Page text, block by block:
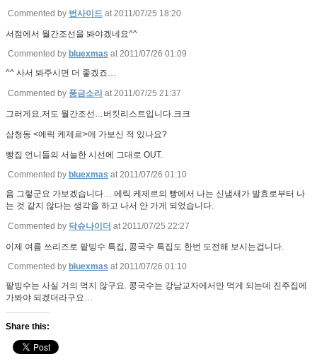
Commented by 번사이드 at 2011/07/25 18:20
서점에서 월간조선을 봐야겠네요^^
Commented by bluexmas at 2011/07/26 01:09
^^ 사서 봐주시면 더 좋겠죠…
Commented by 풍금소리 at 2011/07/25 21:37
그러게요.저도 월간조선…버킷리스트입니다.크크
삼청동 <에릭 케제르>에 가보신 적 있나요?
빵집 언니들의 서늘한 시선에 그대로 OUT.
Commented by bluexmas at 2011/07/26 01:10
음 그렇군요 가보겠습니다… 에릭 케제르의 빵에서 나는 신냄새가 발효로부터 나
는 것 같지 않다는 생각을 하고 나서 안 가게 되었습니다.
Commented by 닥슈나이더 at 2011/07/25 22:27
이제 여름 쓰리즈로 팥빙수 특집, 콩국수 특집도 한번 도전해 보시는겁니다.
Commented by bluexmas at 2011/07/26 01:10
팥빙수는 사실 거의 먹지 않구요. 콩국수는 강남교자에서만 먹게 되는데 진주집에
가봐야 되겠더라구요…
Share this: